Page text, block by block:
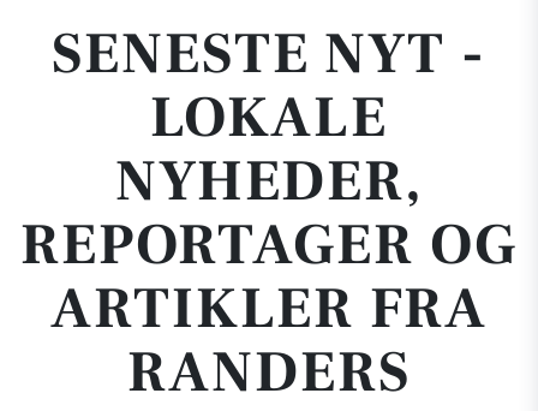
SENESTE NYT -
LOKALE
NYHEDER,
REPORTAGER OG
ARTIKLER FRA
RANDERS